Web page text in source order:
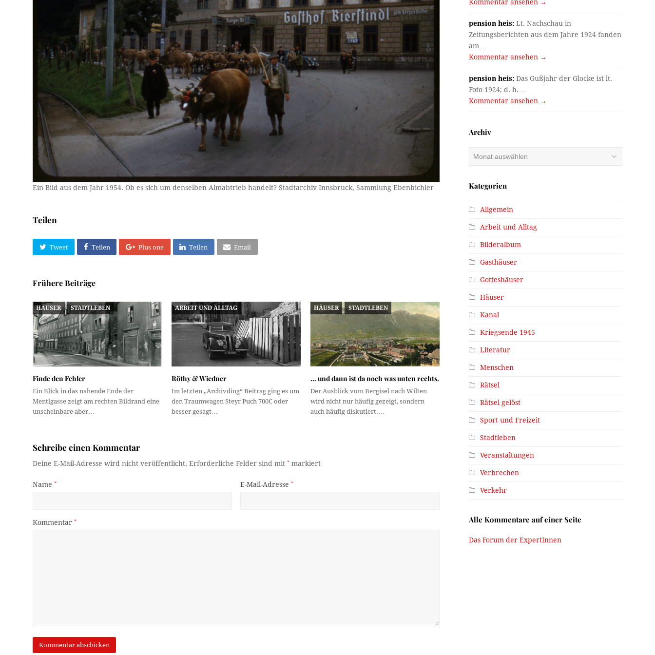
Ein Bild aus dem Jahr 1954. Ob es sich um denselben Almabtrieb handelt? Stadtarchiv Innsbruck, Sammlung Ebenbichler
Teilen
Tweet Teilen Plus one Teilen Email
Frühere Beiträge
HÄUSER STADTLEBEN
Finde den Fehler
Ein Blick in das nahende Ende der
Mentlgasse zeigt am rechten Bildrand eine
unscheinbare aber…
ARBEIT UND ALLTAG
Röthy & Wiedner
Im letzten „Archivding“ Beitrag ging es um
den Traumwagen Steyr Puch 700C oder
besser gesagt…
HÄUSER STADTLEBEN
… und dann ist da noch was unten rechts.
Der Ausblick vom Bergisel nach Wilten
wird nicht nur häufig gezeigt, sondern
auch häufig diskutiert.…
Schreibe einen Kommentar
Deine E-Mail-Adresse wird nicht veröffentlicht. Erforderliche Felder sind mit* markiert
Name* E-Mail-Adresse *
Kommentar*
Kommentar ansehen →
pension heis: Lt. Nachschau in
Zeitungsberichten aus dem Jahre 1924 fanden
am…
Kommentar ansehen →
pension heis: Das Gußjahr der Glocke ist lt.
Foto 1924; d. h.…
Kommentar ansehen →
Archiv
Kategorien
Allgemein
Arbeit und Alltag
Bilderalbum
Gasthäuser
Gotteshäuser
Häuser
Kanal
Kriegsende 1945
Literatur
Menschen
Rätsel
Rätsel gelöst
Sport und Freizeit
Stadtleben
Veranstaltungen
Verbrechen
Verkehr
Alle Kommentare auf einer Seite
Das Forum der ExpertInnen